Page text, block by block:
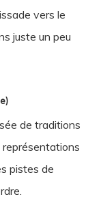
vers le
juste un peu
de traditions
pistes de